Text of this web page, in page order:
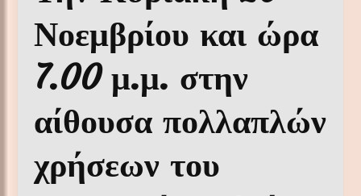
Νοεμβρίου και ώρα
7.00 μ.μ. στην
αίθουσα πολλαπλών
χρήσεων του